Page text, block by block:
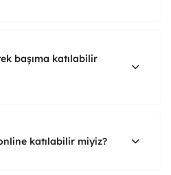
başıma katılabilir
katılabilir miyiz?